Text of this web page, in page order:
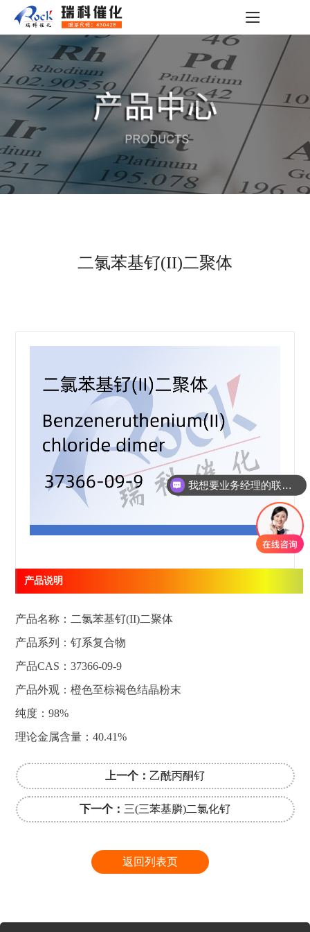
二氯苯基钌(II)二聚体
产品说明
产品名称：二氯苯基钌(II)二聚体
产品系列：钌系复合物
产品CAS：37366-09-9
产品外观：橙色至棕褐色结晶粉末
纯度：98%
理论金属含量：40.41%
上一个： 乙酰丙酮钌
下一个： 三(三苯基膦)二氯化钌
返回列表页
我想要业务经理的联系方式